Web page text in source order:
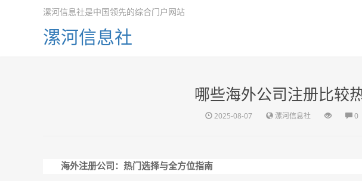
漯河信息社是中国领先的综合门户网站
漯河信息社
哪些海外公司注册比较
2025-08-07 漯河信息社 0
海外注册公司：热门选择与全方位指南